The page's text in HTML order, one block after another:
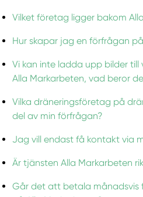
Vilket företag ligger bakom
Hur skapar jag en förfrågan
Vi kan inte ladda upp bilder
Alla Markarbeten, vad beror
Vilka dräneringsföretag på
del av min förfrågan?
Jag vill endast få kontakt via
Är tjänsten Alla Markarbeten
Går det att betala månadsvis